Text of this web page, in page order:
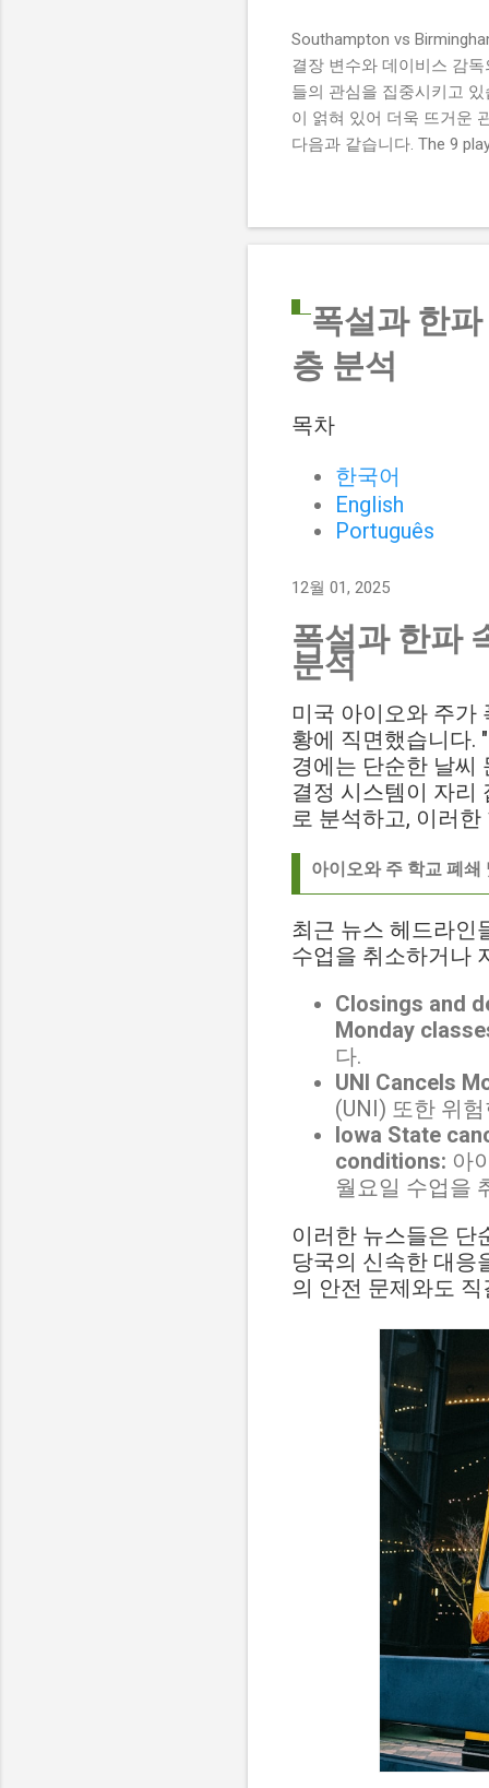
Southampton vs
결장 변수와 데이비스 감
들의 관심을 집중시키고
이 얽혀 있어 더욱 뜨거운
다음과 같습니다. The 9
경기 당일 실시간 스코어
boss says his side have
폭설과 한
층 분석
목차
한국어
English
Português
12월 01, 2025
폭설과 한파
분석
미국 아이오와 주가
황에 직면했습니다.
경에는 단순한 날씨
결정 시스템이 자리
로 분석하고, 이러
아이오와 주 학교 폐쇄
최근 뉴스 헤드라인
수업을 취소하거나
Closings and
Monday
다.
UNI Cancels
(UNI) 또한 위
Iowa State
conditions: 아
월요일 수업을
이러한 뉴스들은 단
당국의 신속한 대응
의 안전 문제와도